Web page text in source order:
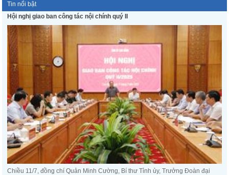
Tin nổi bật
Hội nghị giao ban công tác nội chính quý II
Chiều 11/7, đồng chí Quản Minh Cường, Bí thư Tỉnh ủy, Trưởng Đoàn đại